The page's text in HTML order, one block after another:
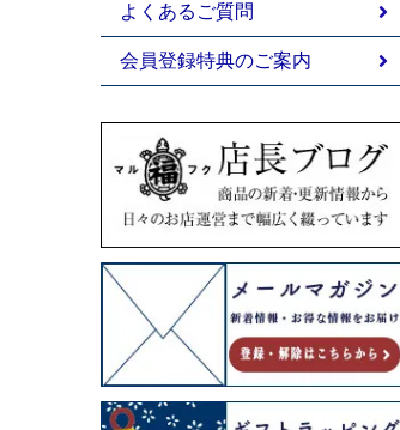
よくあるご質問
会員登録特典のご案内